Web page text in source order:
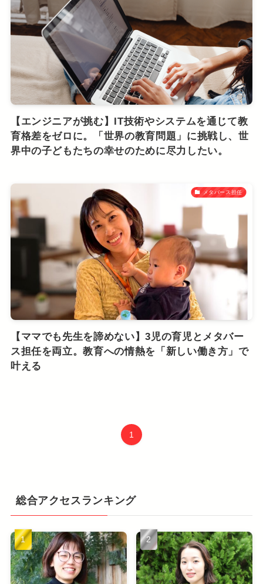
【エンジニアが挑む】IT技術やシステムを通じて教
育格差をゼロに。「世界の教育問題」に挑戦し、世
界中の子どもたちの幸せのために尽力したい。
メタバース担任
【ママでも先生を諦めない】3児の育児とメタバー
ス担任を両立。教育への情熱を「新しい働き方」で
叶える
1
総合アクセスランキング